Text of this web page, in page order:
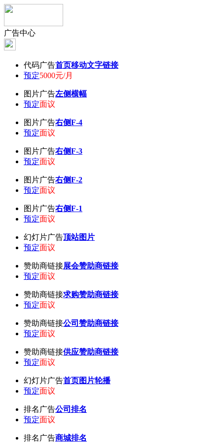
广告中心
代码广告首页移动文字链接
预定5000元/月
图片广告左侧横幅
预定面议
图片广告右侧F-4
预定面议
图片广告右侧F-3
预定面议
图片广告右侧F-2
预定面议
图片广告右侧F-1
预定面议
幻灯片广告顶站图片
预定面议
赞助商链接展会赞助商链接
预定面议
赞助商链接求购赞助商链接
预定面议
赞助商链接公司赞助商链接
预定面议
赞助商链接供应赞助商链接
预定面议
幻灯片广告首页图片轮播
预定面议
排名广告公司排名
预定面议
排名广告商城排名